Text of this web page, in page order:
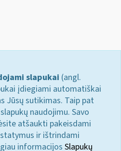
slapukai (angl.
įdiegiami automatiškai
Jūsų sutikimas. Taip pat
naudojimu. Savo
atšaukti pakeisdami
ir ištrindami
informacijos Slapukų